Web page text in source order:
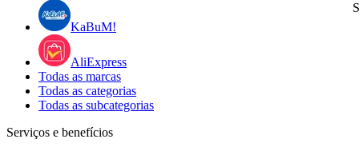
KaBuM!
AliExpress
Todas as marcas
Todas as categorias
Todas as subcategorias
Serviços e benefícios